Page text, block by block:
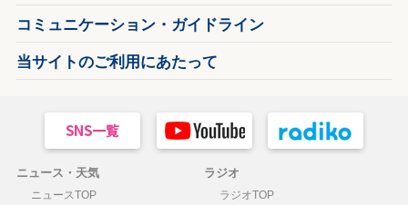
コミュニケーション・ガイドライン
当サイトのご利用にあたって
ニュース・天気
ニュースTOP
ラジオ
ラジオTOP